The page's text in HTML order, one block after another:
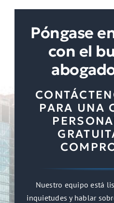
Póngase
con el
PARA UNA
Nuestro equipo está
inquietudes y hablar